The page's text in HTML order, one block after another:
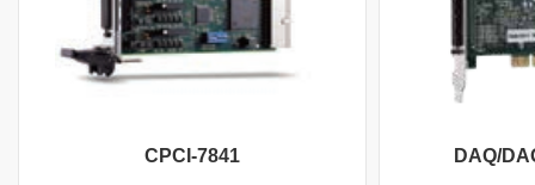
CPCI-7841 DAQ/